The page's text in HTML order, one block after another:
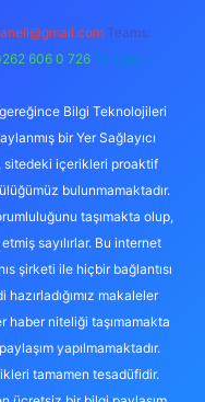
Teams:
606 0 726 Telegram:
Bilgi Teknolojileri
bir Yer Sağlayıcı
sitedeki içerikleri proaktif
bulunmamaktadır.
taşımakta olup,
sayılırlar. Bu internet
şirketi ile hiçbir bağlantısı
makaleler
haber niteliği taşımamakta
yapılmamaktadır.
tamamen tesadüfidir.